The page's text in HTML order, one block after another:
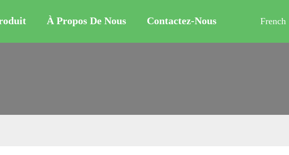
À Propos De Nous Contactez-Nous French